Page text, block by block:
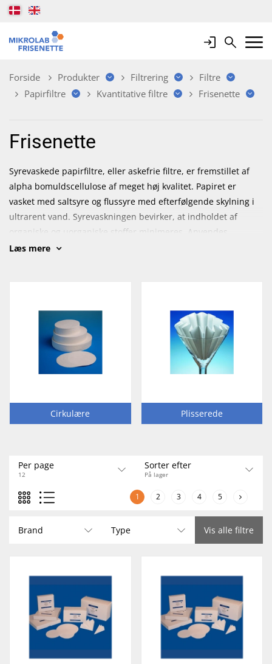
LoginSearchMobile
Forside Produkter Filtrering
Filtre
Papirfiltre
Kvantitative filtre Frisenette
Frisenette
Syrevaskede papirfiltre, eller askefrie filtre, er fremstillet af
alpha bomuldscellulose af meget høj kvalitet. Papiret er
vasket med saltsyre og flussyre med efterfølgende skylning i
ultrarent vand. Syrevaskningen bevirker, at indholdet af
organiske og uorganiske stoffer minimeres. Anvendes
fortrinsvis forud for instrumentelle analyser. Sortimentet
du søger en størrelse, som ikke findes i vores standard
sortiment, fremstiller vi også i specialmål -Send blot en
forespørgsel.
Læs mere
Cirkulære Plisserede
Per page
12
Sorter efter
På lager
1 2 3 4 5
Brand Type Vis alle filtre